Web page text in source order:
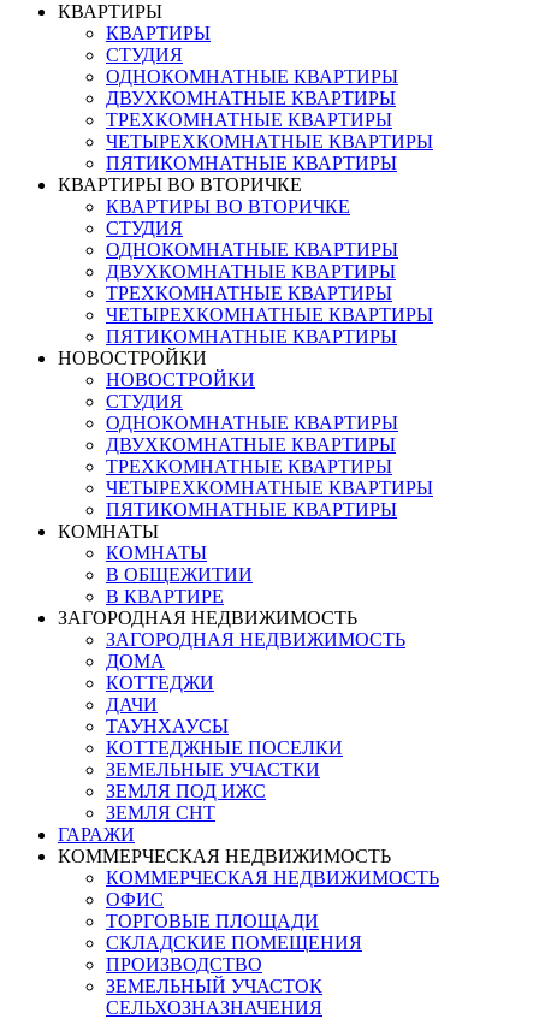
КВАРТИРЫ
КВАРТИРЫ
СТУДИЯ
ОДНОКОМНАТНЫЕ КВАРТИРЫ
ДВУХКОМНАТНЫЕ КВАРТИРЫ
ТРЕХКОМНАТНЫЕ КВАРТИРЫ
ЧЕТЫРЕХКОМНАТНЫЕ КВАРТИРЫ
ПЯТИКОМНАТНЫЕ КВАРТИРЫ
КВАРТИРЫ ВО ВТОРИЧКЕ
КВАРТИРЫ ВО ВТОРИЧКЕ
СТУДИЯ
ОДНОКОМНАТНЫЕ КВАРТИРЫ
ДВУХКОМНАТНЫЕ КВАРТИРЫ
ТРЕХКОМНАТНЫЕ КВАРТИРЫ
ЧЕТЫРЕХКОМНАТНЫЕ КВАРТИРЫ
ПЯТИКОМНАТНЫЕ КВАРТИРЫ
НОВОСТРОЙКИ
НОВОСТРОЙКИ
СТУДИЯ
ОДНОКОМНАТНЫЕ КВАРТИРЫ
ДВУХКОМНАТНЫЕ КВАРТИРЫ
ТРЕХКОМНАТНЫЕ КВАРТИРЫ
ЧЕТЫРЕХКОМНАТНЫЕ КВАРТИРЫ
ПЯТИКОМНАТНЫЕ КВАРТИРЫ
КОМНАТЫ
КОМНАТЫ
В ОБЩЕЖИТИИ
В КВАРТИРЕ
ЗАГОРОДНАЯ НЕДВИЖИМОСТЬ
ЗАГОРОДНАЯ НЕДВИЖИМОСТЬ
ДОМА
КОТТЕДЖИ
ДАЧИ
ТАУНХАУСЫ
КОТТЕДЖНЫЕ ПОСЕЛКИ
ЗЕМЕЛЬНЫЕ УЧАСТКИ
ЗЕМЛЯ ПОД ИЖС
ЗЕМЛЯ СНТ
ГАРАЖИ
КОММЕРЧЕСКАЯ НЕДВИЖИМОСТЬ
КОММЕРЧЕСКАЯ НЕДВИЖИМОСТЬ
ОФИС
ТОРГОВЫЕ ПЛОЩАДИ
СКЛАДСКИЕ ПОМЕЩЕНИЯ
ПРОИЗВОДСТВО
ЗЕМЕЛЬНЫЙ УЧАСТОК
СЕЛЬХОЗНАЗНАЧЕНИЯ